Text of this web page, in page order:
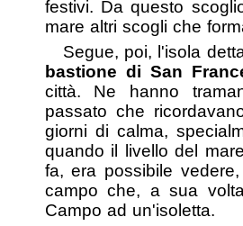
festivi. Da questo
mare altri scogli che
Segue, poi, l'isola
bastione di San
città. Ne hanno
passato che
giorni di calma,
quando il livello del
fa, era possibile
campo che, a sua
Campo ad un'isoletta.